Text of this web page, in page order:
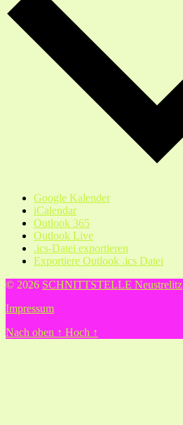
Google Kalender
iCalendar
Outlook 365
Outlook Live
.ics-Datei exportieren
Exportiere Outlook .ics Datei
© 2026 SCHNITTSTELLE Neustrelitz
Impressum
Nach oben ↑ Hoch ↑